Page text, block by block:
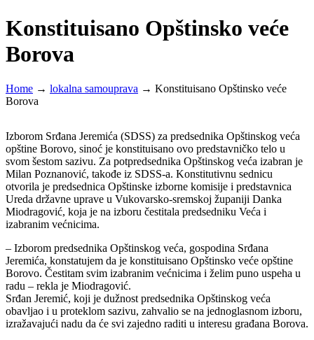
Konstituisano Opštinsko veće
Borova
Home → lokalna samouprava → Konstituisano Opštinsko veće
Borova
Izborom Srđana Jeremića (SDSS) za predsednika Opštinskog veća
opštine Borovo, sinoć je konstituisano ovo predstavničko telo u
svom šestom sazivu. Za potpredsednika Opštinskog veća izabran je
Milan Poznanović, takođe iz SDSS-a. Konstitutivnu sednicu
otvorila je predsednica Opštinske izborne komisije i predstavnica
Ureda državne uprave u Vukovarsko-sremskoj županiji Danka
Miodragović, koja je na izboru čestitala predsedniku Veća i
izabranim većnicima.
– Izborom predsednika Opštinskog veća, gospodina Srđana
Jeremića, konstatujem da je konstituisano Opštinsko veće opštine
Borovo. Čestitam svim izabranim većnicima i želim puno uspeha u
radu – rekla je Miodragović.
Srđan Jeremić, koji je dužnost predsednika Opštinskog veća
obavljao i u proteklom sazivu, zahvalio se na jednoglasnom izboru,
izražavajući nadu da će svi zajedno raditi u interesu građana Borova.